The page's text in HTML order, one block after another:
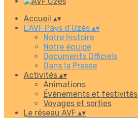
Accueil ▴▾
L’AVF Pays d’Uzès ▴▾
Notre histoire
Notre équipe
Documents Officiels
Dans la Presse
Activités ▴▾
Animations
Événements et festivités
Voyages et sorties
Le réseau AVF ▴▾